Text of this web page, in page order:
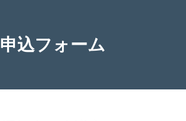
申込フォーム